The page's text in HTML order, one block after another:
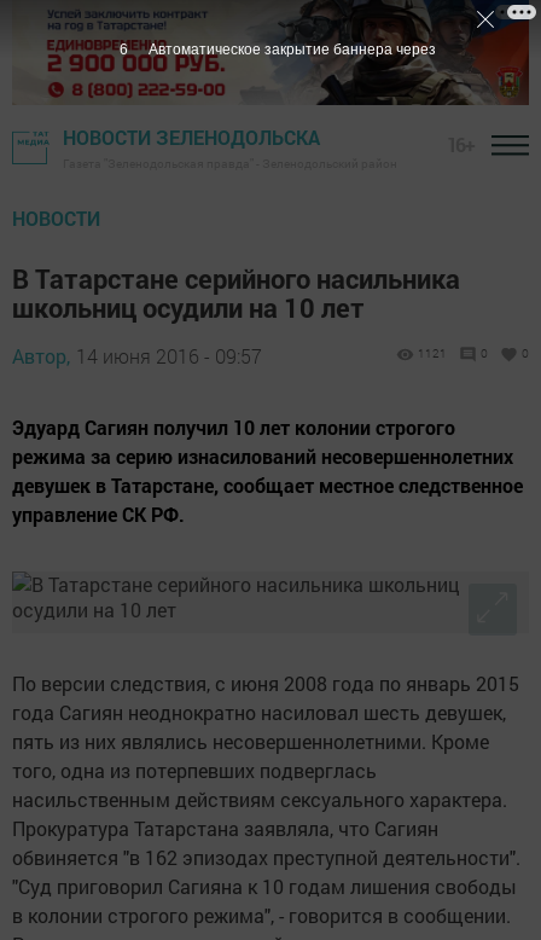
НОВОСТИ ЗЕЛЕНОДОЛЬСКА
НОВОСТИ
В Татарстане серийного насильника
школьниц осудили на 10 лет
Автор, 14 июня 2016 - 09:57 1121 0 0
Эдуард Сагиян получил 10 лет колонии строгого
режима за серию изнасилований несовершеннолетних
девушек в Татарстане, сообщает местное следственное
управление СК РФ.
По версии следствия, с июня 2008 года по январь 2015
года Сагиян неоднократно насиловал шесть девушек,
пять из них являлись несовершеннолетними. Кроме
того, одна из потерпевших подверглась
насильственным действиям сексуального характера.
Прокуратура Татарстана заявляла, что Сагиян
обвиняется "в 162 эпизодах преступной деятельности".
"Суд приговорил Сагияна к 10 годам лишения свободы
в колонии строгого режима", - говорится в сообщении.
5 Автоматическое закрытие баннера через